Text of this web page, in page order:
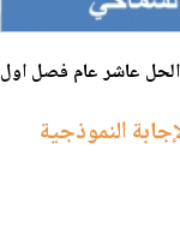
عاشر عام فصل اول
النموذجية